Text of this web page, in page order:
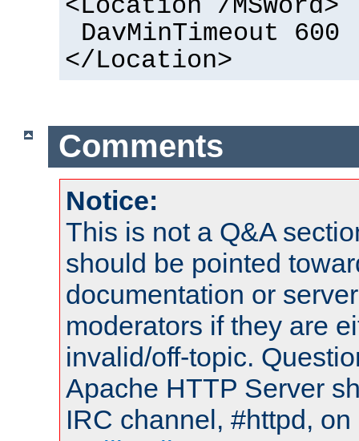
<Location /MSWord>
DavMinTimeout 600
</Location>
Comments
Notice:
This is not a Q&A
should be pointed
documentation or
moderators if they are
invalid/off-topic.
Apache HTTP Server
IRC channel, #httpd,